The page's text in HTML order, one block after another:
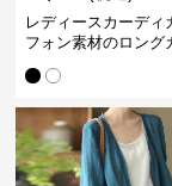
レディースカーディ
フォン素材のロング